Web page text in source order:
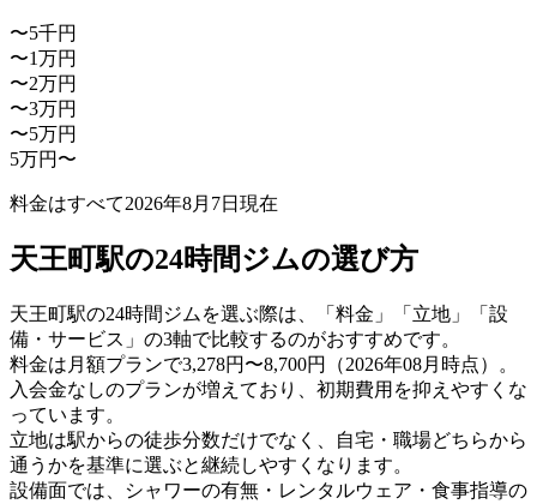
〜5千円
〜1万円
〜2万円
〜3万円
〜5万円
5万円〜
料金はすべて2026年8月7日 現在
天王町駅の24時間ジムの選び方
天王町駅の24時間ジムを選ぶ際は、「料金」「立地」「設
備・サービス」の3軸で比較するのがおすすめです。
料金は月額プランで3,278円〜8,700円（2026年08月時点）。
入会金なしのプランが増えており、初期費用を抑えやすくな
っています。
立地は駅からの徒歩分数だけでなく、自宅・職場どちらから
通うかを基準に選ぶと継続しやすくなります。
設備面では、シャワーの有無・レンタルウェア・食事指導の